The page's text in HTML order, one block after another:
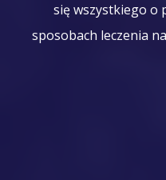
się wszystkiego o
sposobach leczenia